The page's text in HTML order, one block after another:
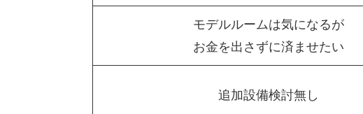
モデルルームは気になるが
お金を出さずに済ませたい
追加設備検討無し